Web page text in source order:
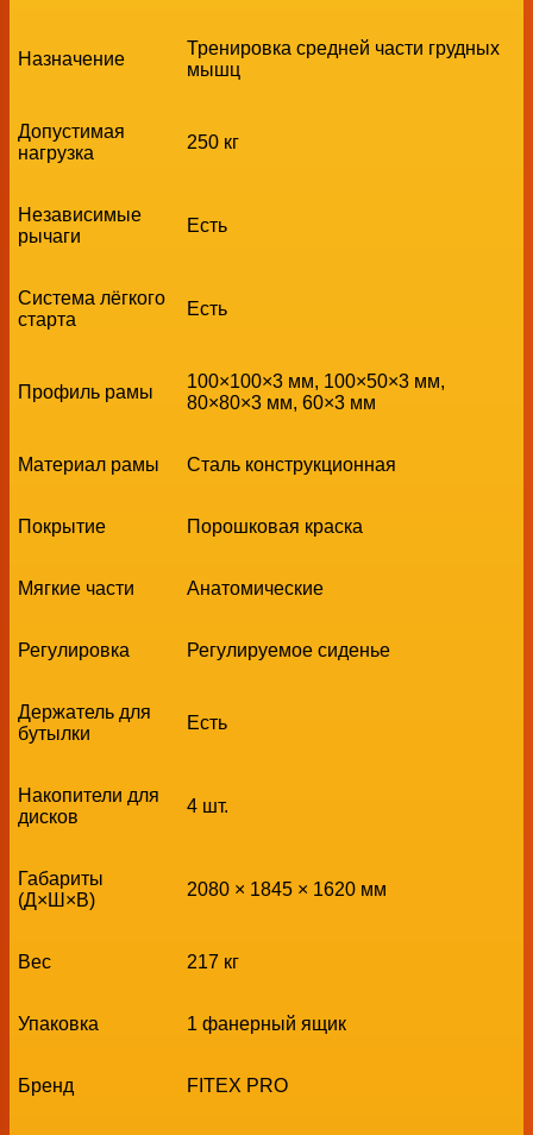
Назначение
Тренировка средней части грудных
мышц
Допустимая
нагрузка
250 кг
Независимые
рычаги
Есть
Система лёгкого
старта
Есть
Профиль рамы
100×100×3 мм, 100×50×3 мм,
80×80×3 мм, 60×3 мм
Материал рамы Сталь конструкционная
Покрытие Порошковая краска
Мягкие части Анатомические
Регулировка Регулируемое сиденье
Держатель для
бутылки
Есть
Накопители для
дисков
4 шт.
Габариты
(Д×Ш×В)
2080 × 1845 × 1620 мм
Вес 217 кг
Упаковка 1 фанерный ящик
Бренд FITEX PRO